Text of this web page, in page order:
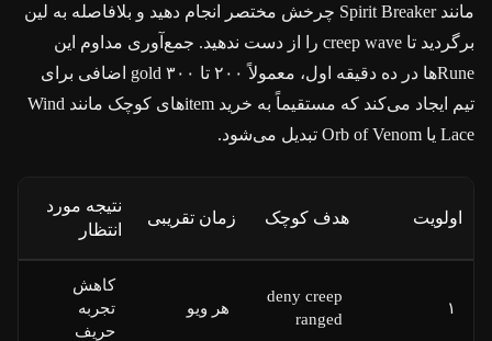
مانند Spirit Breaker چرخش مختصر انجام دهید و بلافاصله به لین
برگردید تا creep wave را از دست ندهید. جمع‌آوری مداوم این
Runeها در ده دقیقه اول، معمولاً ۲۰۰ تا ۳۰۰ gold اضافی برای
تیم ایجاد می‌کند که مستقیماً به خرید itemهای کوچک مانند Wind
Lace یا Orb of Venom تبدیل می‌شود.
اولویت هدف کوچک زمان تقریبی
نتیجه مورد
انتظار
۱
deny creep
ranged
هر ویو
کاهش
تجربه
حریف